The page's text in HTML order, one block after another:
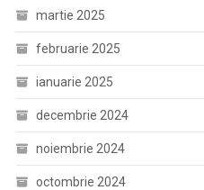
martie 2025
februarie 2025
ianuarie 2025
decembrie 2024
noiembrie 2024
octombrie 2024